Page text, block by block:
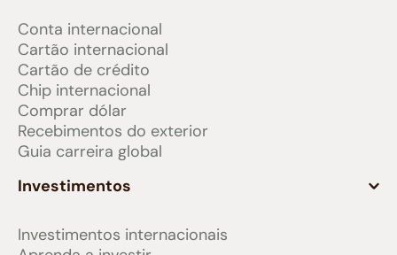
Conta internacional
Cartão internacional
Cartão de crédito
Chip internacional
Comprar dólar
Recebimentos do exterior
Guia carreira global
Investimentos
Investimentos internacionais